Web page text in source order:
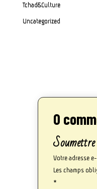
Tchad&Culture
Uncategorized
0
Votre adresse
Les champs
*